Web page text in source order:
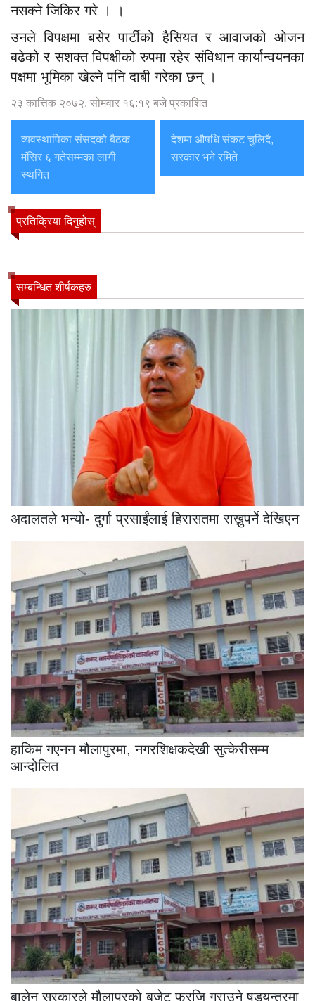
नसक्ने जिकिर गरे । ।
उनले विपक्षमा बसेर पार्टीको हैसियत र आवाजको ओजन
बढेको र सशक्त विपक्षीको रुपमा रहेर संविधान कार्यान्वयनका
पक्षमा भूमिका खेल्ने पनि दाबी गरेका छन् ।
२३ कात्तिक २०७२, सोमवार १६:१९ बजे प्रकाशित
व्यवस्थापिका संसदको बैठक
मंसिर ६ गतेसम्मका लागी
स्थगित
देशमा औषधि संकट चुलिदै,
सरकार भने रमिते
प्रतिक्रिया दिनुहोस्
सम्बन्धित शीर्षकहरु
अदालतले भन्यो- दुर्गा प्रसाईंलाई हिरासतमा राख्नुपर्ने देखिएन
हाकिम गएनन मौलापुरमा, नगरशिक्षकदेखी सुत्केरीसम्म
आन्दोलित
बालेन सरकारले मौलापुरको बजेट फ्रजि गराउने षडयन्त्रमा